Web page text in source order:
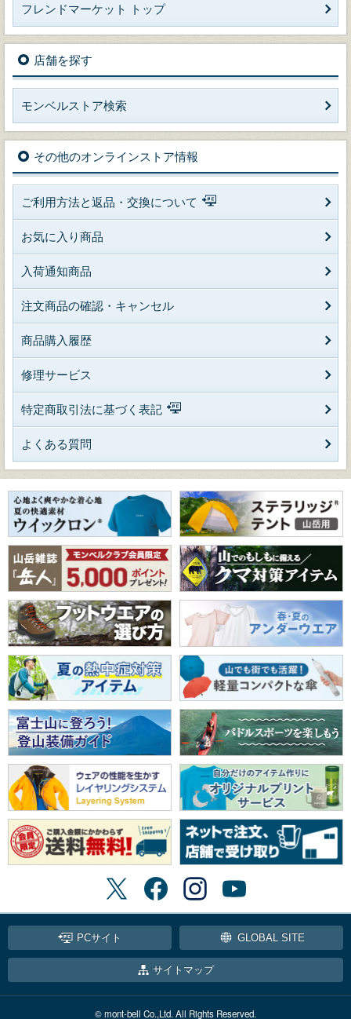
フレンドマーケット トップ
店舗を探す
モンベルストア検索
その他のオンラインストア情報
ご利用方法と返品・交換について
お気に入り商品
入荷通知商品
注文商品の確認・キャンセル
商品購入履歴
修理サービス
特定商取引法に基づく表記
よくある質問
PCサイト GLOBAL SITE
サイトマップ
© mont-bell Co.,Ltd. All Rights Reserved.